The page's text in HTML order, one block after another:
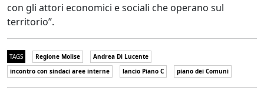
con gli attori economici e sociali che operano sul
territorio”.
TAGS Regione Molise
Andrea Di Lucente
incontro con sindaci aree interne
lancio Piano C piano dei Comuni